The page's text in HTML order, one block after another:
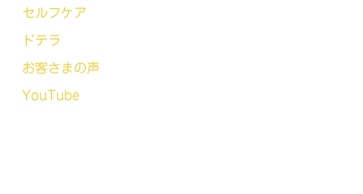
セルフケア
ドテラ
お客さまの声
YouTube